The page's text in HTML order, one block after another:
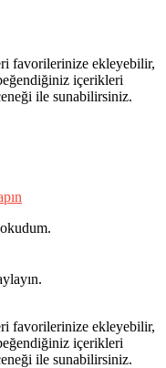
favorilerinize ekleyebilir,
içerikleri
ile sunabilirsiniz.
okudum.
favorilerinize ekleyebilir,
içerikleri
ile sunabilirsiniz.